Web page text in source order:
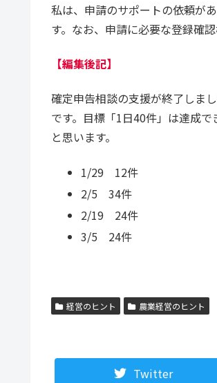
私は、申請のサポートの依頼が
す。なお、申請に必要な登録確
【編集後記】
確定申告相談の支援が終了しま
です。目標「1日40件」は達成
と思います。
1/29 12件
2/5 34件
2/19 24件
3/5 24件
経営のヒント 農業経営のヒント
Twitter